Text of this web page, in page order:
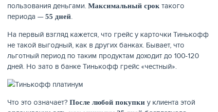
пользования деньгами. Максимальный срок такого
периода — 55 дней.
На первый взгляд кажется, что грейс у карточки Тинькофф
не такой выгодный, как в других банках. Бывает, что
льготный период по таким продуктам доходит до 100-120
дней. Но зато в банке Тинькофф грейс «честный».
Что это означает? После любой покупки у клиента этой